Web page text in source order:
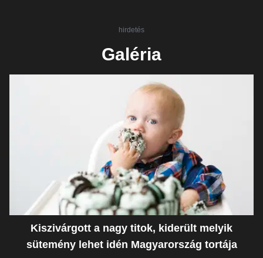
hirdetés
Galéria
Kiszivárgott a nagy titok, kiderült melyik
sütemény lehet idén Magyarország tortája